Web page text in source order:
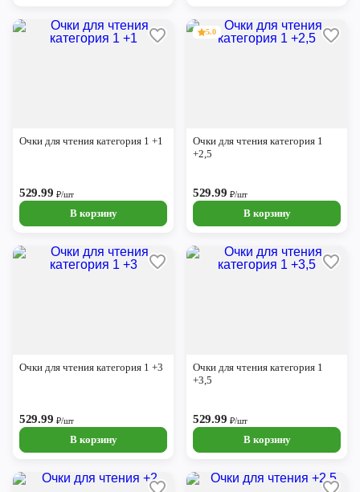
Очки для чтения категория 1 +1
529.99 ₽/шт
В корзину
5.0
Очки для чтения категория 1
+2,5
529.99 ₽/шт
В корзину
Очки для чтения категория 1 +3
529.99 ₽/шт
В корзину
Очки для чтения категория 1
+3,5
529.99 ₽/шт
В корзину